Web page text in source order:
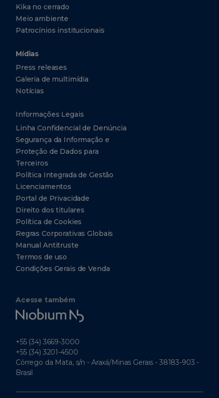
Kika no cerrado
Meio ambiente
Patrocínios institucionais
Mídias
Press releases
Galeria de multimídia
Notícias
Informações Legais
Linha Confidencial de Denúncia
Segurança da Informação e
Proteção de Dados para
Terceiros
Política Integrada de Gestão
Licenciamentos
Portal de Privacidade
Direito dos titulares
Política de Cookies
Regras Corporativas Globais
Manual Antitruste
Termos de uso
Condições Gerais de Venda
Acesse também
Niobium
Tech
+55 (34) 3669-3000
+55 (34) 3201-4500
Córrego da Mata, s/n - Araxá/Minas Gerais - 38183-903 -
Brasil